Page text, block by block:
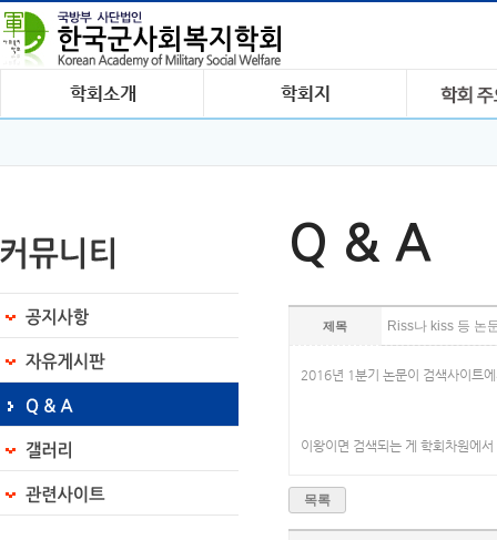
Q & A
제목 Riss나 kiss 등 논
2016년 1분기 논문이 검색사이트
이왕이면 검색되는 게 학회차원에
목록